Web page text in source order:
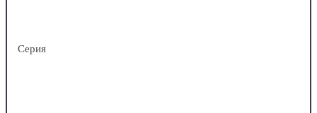
Серия